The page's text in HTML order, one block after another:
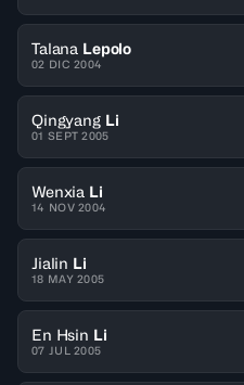
Talana Lepolo
02 DIC 2004
Qingyang Li
01 SEPT 2005
Wenxia Li
14 NOV 2004
Jialin Li
18 MAY 2005
En Hsin Li
07 JUL 2005